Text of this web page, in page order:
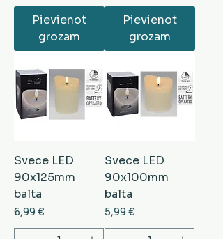
Pievienot
grozam
Pievienot
grozam
Svece LED
90x125mm
balta
Cena
6,99 €
Svece LED
90x100mm
balta
Cena
5,99 €